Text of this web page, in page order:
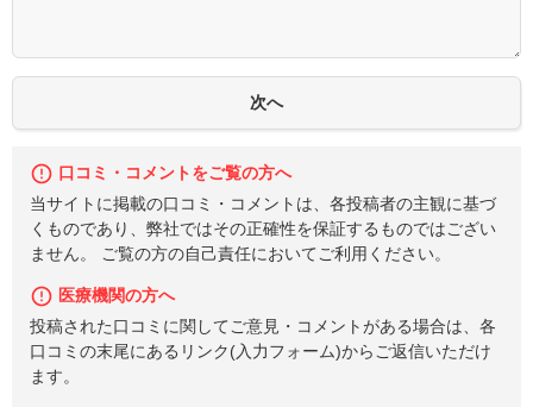
口コミ・コメントをご覧の方へ
当サイトに掲載の口コミ・コメントは、各投稿者の主観に基づ
くものであり、弊社ではその正確性を保証するものではござい
ません。 ご覧の方の自己責任においてご利用ください。
医療機関の方へ
投稿された口コミに関してご意見・コメントがある場合は、各
口コミの末尾にあるリンク(入力フォーム)からご返信いただけ
ます。